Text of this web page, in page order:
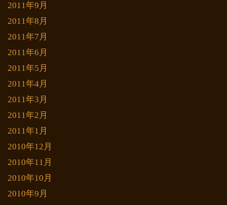
2011年9月
2011年8月
2011年7月
2011年6月
2011年5月
2011年4月
2011年3月
2011年2月
2011年1月
2010年12月
2010年11月
2010年10月
2010年9月